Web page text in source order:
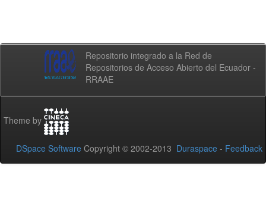
Repositorio integrado a la Red de
Repositorios de Acceso Abierto del Ecuador -
RRAAE
Theme by
DSpace Software Copyright © 2002-2013 Duraspace - Feedback